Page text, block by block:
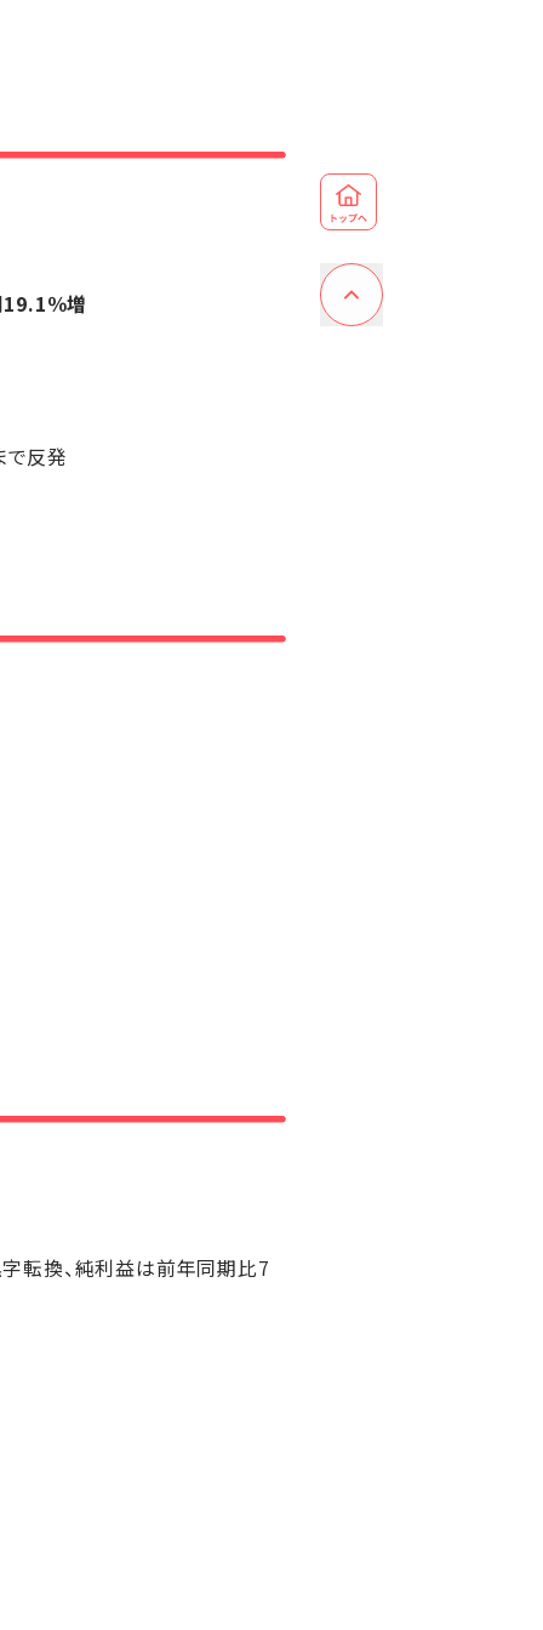
19.1％増
反発
転換、純利益は前年同期比7